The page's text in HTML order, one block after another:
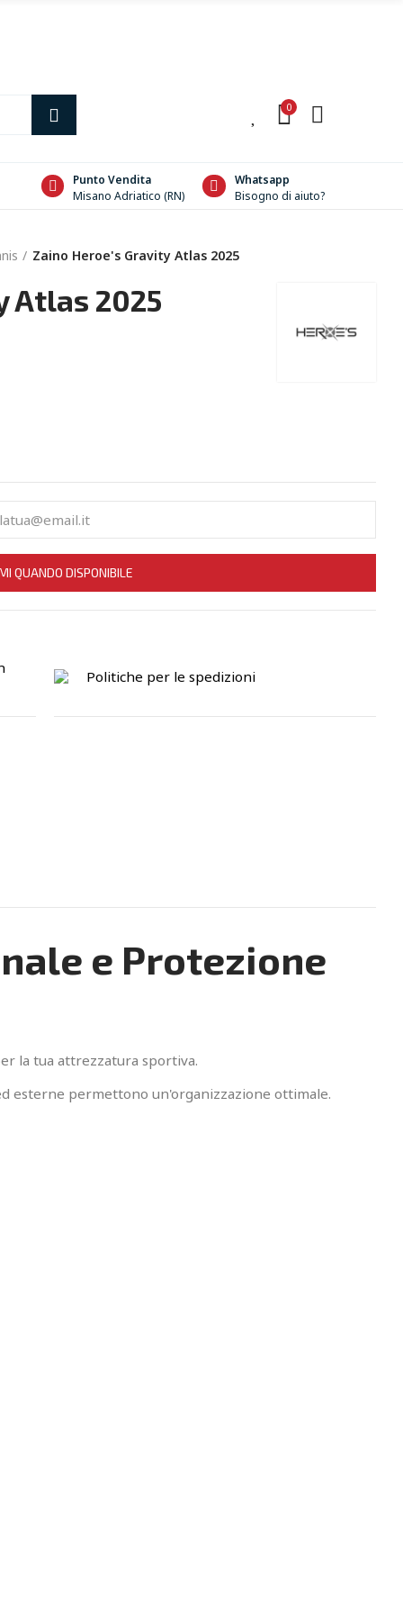
0
Punto Vendita
Misano Adriatico (RN)
Whatsapp
Bisogno di aiuto?
Zaino Heroe's Gravity Atlas 2025
Atlas 2025
QUANDO DISPONIBILE
Politiche per le spedizioni
e Protezione
la tua attrezzatura sportiva.
esterne permettono un'organizzazione ottimale.